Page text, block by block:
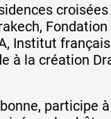
Institut
à la création
participe